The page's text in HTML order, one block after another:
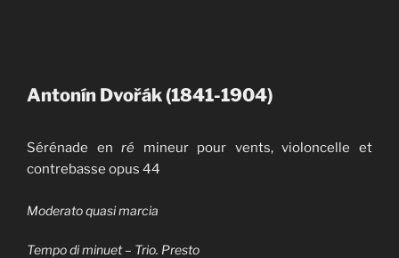
Antonín Dvořák (1841-1904)
Sérénade en ré mineur pour vents, violoncelle et
contrebasse opus 44
Moderato quasi marcia
Tempo di minuet – Trio. Presto